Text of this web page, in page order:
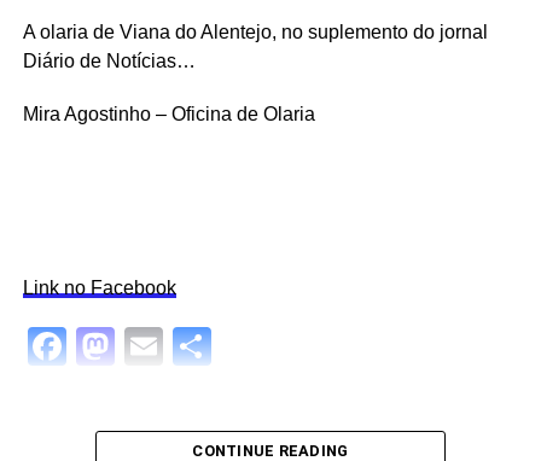
A olaria de Viana do Alentejo, no suplemento do jornal
Diário de Notícias…
Mira Agostinho – Oficina de Olaria
Link no Facebook
Facebook
Mastodon
EmailShare
CONTINUE READING